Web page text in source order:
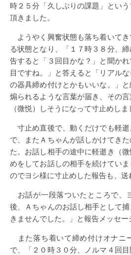
時２５分「久しぶりの課題」とい
頂きました。
ようやく興奮状態も落ち着いて
る状態となり、「１７時３８分、
告すると「３回目かな？」と聞か
目ですね。」と答えると「リアル
の器具締め付けとかもいいな。」
煽られるような言葉が届き、その
（微悦）しそうになって寸止めしま
寸止め直後で、動くだけでも軽
で、またＡちゃんが話しかけてき
た。お話し相手の途中に軽逝き（
めをしてお話しの相手を続けてい
のでヨシ様に寸止めした報告も、送
お話が一段落ついたところで、
後、Ａちゃんのお話し相手として
きませんでした。」と報告メッセー
また落ち着いて締め付けオナニ
で、「２０時３０分、ノルマ４回